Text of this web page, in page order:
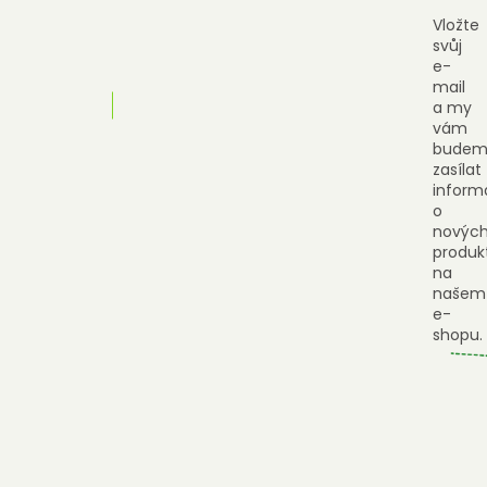
Vložte
svůj
e-
mail
a my
vám
zasílat
o
nových
na
našem
e-
shopu.